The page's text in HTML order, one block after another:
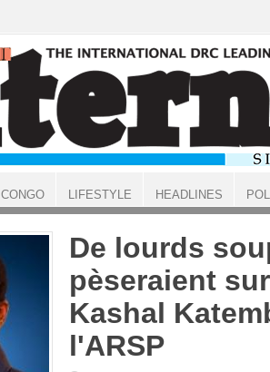
De lourds
pèseraient
Kashal
l'ARSP
CONGO LIFESTYLE HEADLINES